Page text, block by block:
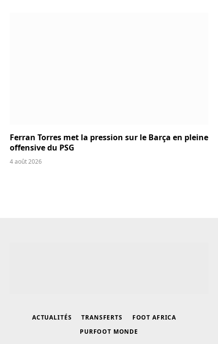
Ferran Torres met la pression sur le Barça en pleine
offensive du PSG
4 août 2026
ACTUALITÉS TRANSFERTS
FOOT AFRICA
PURFOOT MONDE